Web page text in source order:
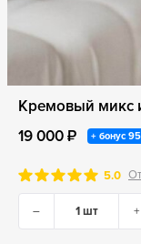
Кремовый микс
19 000 ₽
+ бонус
5.0
– +